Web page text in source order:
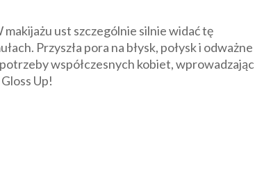
ust szczególnie silnie widać tę
Przyszła pora na błysk, połysk i odważne
współczesnych kobiet, wprowadzając
Up!